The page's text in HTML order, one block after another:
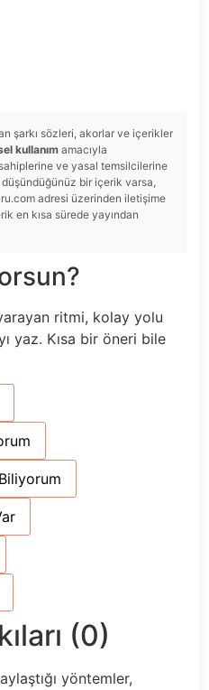
şarkı sözleri, akorlar ve içerikler
kullanımamacıyla
sahiplerine ve yasal temsilcilerine
bir içerik varsa,
adresi üzerinden iletişime
en kısa sürede yayından
ritmi, kolay yolu
yaz. Kısa bir öneri bile
(0)
yöntemler,